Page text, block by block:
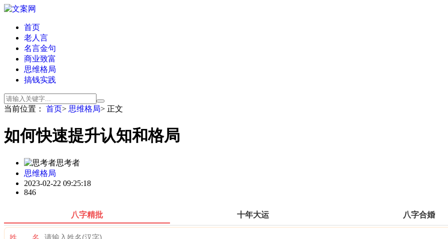
首页
老人言
名言金句
商业致富
思维格局
搞钱实践
当前位置： 首页> 思维格局> 正文
如何快速提升认知和格局
思考者
思维格局
2023-02-22 09:25:18
846
八字精批 十年大运 八字合婚